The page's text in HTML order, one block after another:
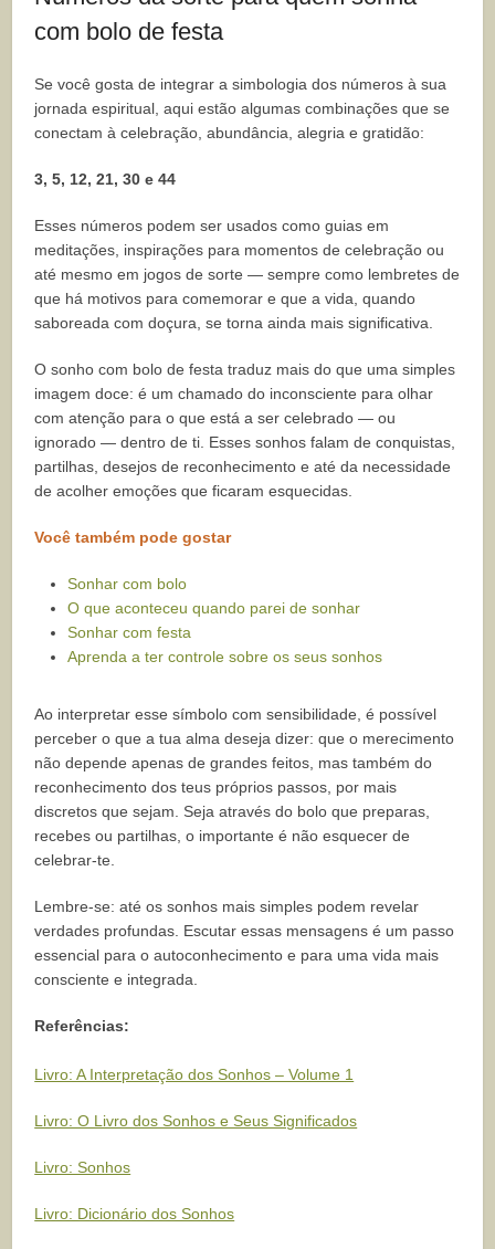
com bolo de festa
Se você gosta de integrar a simbologia dos números à sua
jornada espiritual, aqui estão algumas combinações que se
conectam à celebração, abundância, alegria e gratidão:
3, 5, 12, 21, 30 e 44
Esses números podem ser usados como guias em
meditações, inspirações para momentos de celebração ou
até mesmo em jogos de sorte — sempre como lembretes de
que há motivos para comemorar e que a vida, quando
saboreada com doçura, se torna ainda mais significativa.
O sonho com bolo de festa traduz mais do que uma simples
imagem doce: é um chamado do inconsciente para olhar
com atenção para o que está a ser celebrado — ou
ignorado — dentro de ti. Esses sonhos falam de conquistas,
partilhas, desejos de reconhecimento e até da necessidade
de acolher emoções que ficaram esquecidas.
Você também pode gostar
Sonhar com bolo
O que aconteceu quando parei de sonhar
Sonhar com festa
Aprenda a ter controle sobre os seus sonhos
Ao interpretar esse símbolo com sensibilidade, é possível
perceber o que a tua alma deseja dizer: que o merecimento
não depende apenas de grandes feitos, mas também do
reconhecimento dos teus próprios passos, por mais
discretos que sejam. Seja através do bolo que preparas,
recebes ou partilhas, o importante é não esquecer de
celebrar-te.
Lembre-se: até os sonhos mais simples podem revelar
verdades profundas. Escutar essas mensagens é um passo
essencial para o autoconhecimento e para uma vida mais
consciente e integrada.
Referências:
Livro: A Interpretação dos Sonhos – Volume 1
Livro: O Livro dos Sonhos e Seus Significados
Livro: Sonhos
Livro: Dicionário dos Sonhos